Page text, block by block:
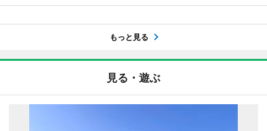
もっと見る
見る・遊ぶ